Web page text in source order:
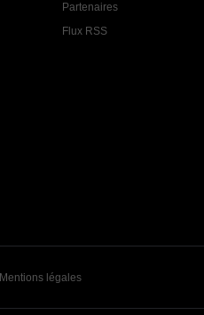
Partenaires
Flux RSS
Mentions légales